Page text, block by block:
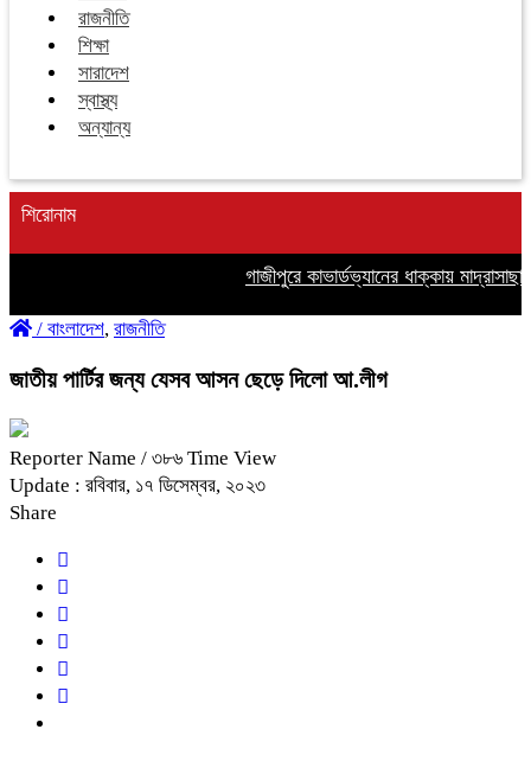
রাজনীতি
শিক্ষা
সারাদেশ
স্বাস্থ্য
অন্যান্য
শিরোনাম
গাজীপুরে কাভার্ডভ্যানের ধাক্কায়
/ বাংলাদেশ, রাজনীতি
জাতীয় পার্টির জন্য যেসব আসন ছেড়ে দিলো আ.লীগ
Reporter Name / ৩৮৬ Time View
Update : রবিবার, ১৭ ডিসেম্বর, ২০২৩
Share